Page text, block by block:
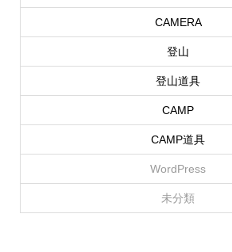
CAMERA
登山
登山道具
CAMP
CAMP道具
WordPress
未分類